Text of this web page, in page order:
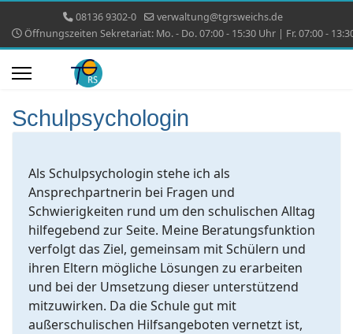
08136 9302-0
verwaltung@tgrsweichs.de
Öffnungszeiten Sekretariat: Mo. - Do. 07:00 - 15:30 Uhr | Fr. 07:00 -
Schulpsychologin
Als Schulpsychologin stehe ich als
Ansprechpartnerin bei Fragen und
Schwierigkeiten rund um den schulischen Alltag
hilfegebend zur Seite. Meine Beratungsfunktion
verfolgt das Ziel, gemeinsam mit Schülern und
ihren Eltern mögliche Lösungen zu erarbeiten
und bei der Umsetzung dieser unterstützend
mitzuwirken. Da die Schule gut mit
außerschulischen Hilfsangeboten vernetzt ist,